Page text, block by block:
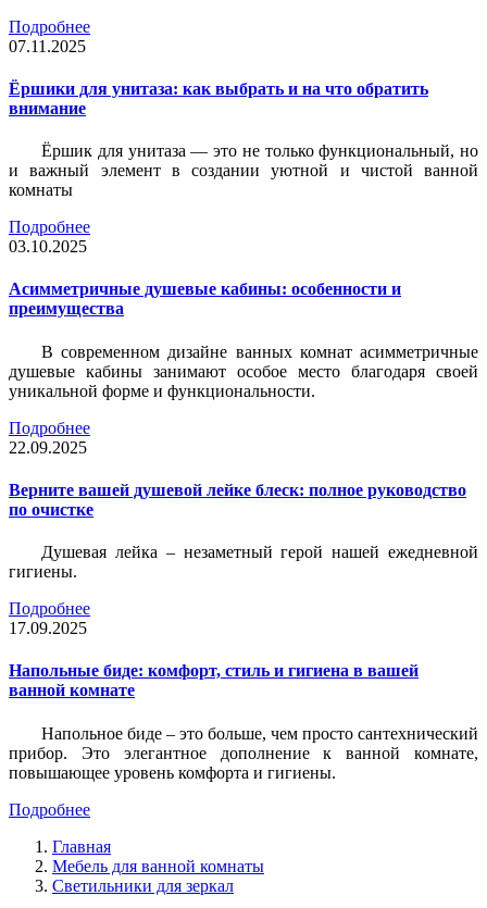
Подробнее
07.11.2025
Ёршики для унитаза: как выбрать и на что обратить
внимание
Ёршик для унитаза — это не только функциональный, но
и важный элемент в создании уютной и чистой ванной
комнаты
Подробнее
03.10.2025
Асимметричные душевые кабины: особенности и
преимущества
В современном дизайне ванных комнат асимметричные
душевые кабины занимают особое место благодаря своей
уникальной форме и функциональности.
Подробнее
22.09.2025
Верните вашей душевой лейке блеск: полное руководство
по очистке
Душевая лейка – незаметный герой нашей ежедневной
гигиены.
Подробнее
17.09.2025
Напольные биде: комфорт, стиль и гигиена в вашей
ванной комнате
Напольное биде – это больше, чем просто сантехнический
прибор. Это элегантное дополнение к ванной комнате,
повышающее уровень комфорта и гигиены.
Подробнее
Главная
Мебель для ванной комнаты
Светильники для зеркал